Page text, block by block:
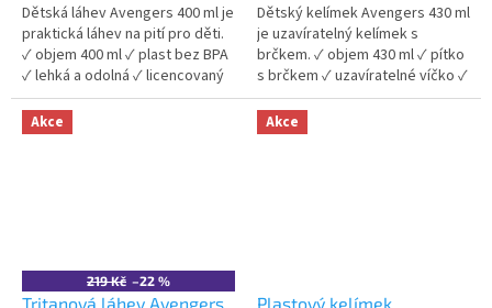
5
hvězdiček.
Dětská láhev Avengers 400 ml je
praktická láhev na pití pro děti.
✓ objem 400 ml ✓ plast bez BPA
✓ lehká a odolná ✓ licencovaný
motiv Avengers 👉 Více
produktů Avengers
5
hvězdiček.
Dětský kelímek Avengers 430 ml
je uzavíratelný kelímek s
brčkem. ✓ objem 430 ml ✓ pítko
s brčkem ✓ uzavíratelné víčko ✓
plast bez BPA 👉 Více produktů
Avengers
Akce
219 Kč –22 %
Tritanová láhev Avengers
Akce
Plastový kelímek